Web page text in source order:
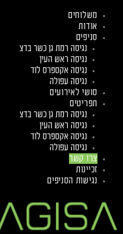
משלוחים
אודות
סניפים
נגיסה רמת גן כשר בדצ
נגיסה ראש העין
נגיסה אקספרס לוד
נגיסה עפולה
סושי לאירועים
תפריטים
נגיסה רמת גן כשר בדצ
נגיסה ראש העין
נגיסה אקספרס לוד
נגיסה עפולה
צרו קשר
זכיינות
נגישות הסניפים